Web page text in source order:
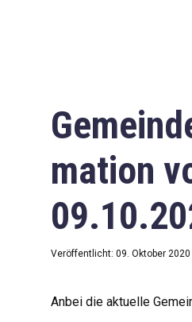
mation
Veröffentlicht: 09. Oktober 2020
Anbei die aktuelle